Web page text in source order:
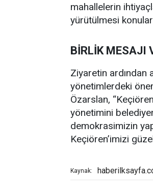
mahallelerin
yürütülmesi
BİRLİK MESAJI
Ziyaretin ardından
yönetimlerdeki
Özarslan,
yönetimini
demokrasimizin
Keçiören’imizi
Kaynak: